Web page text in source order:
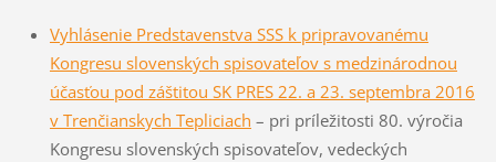
Vyhlásenie Predstavenstva SSS k pripravovanému
Kongresu slovenských spisovateľov s medzinárodnou
účasťou pod záštitou SK PRES 22. a 23. septembra 2016
v Trenčianskych Tepliciach – pri príležitosti 80. výročia
Kongresu slovenských spisovateľov, vedeckých